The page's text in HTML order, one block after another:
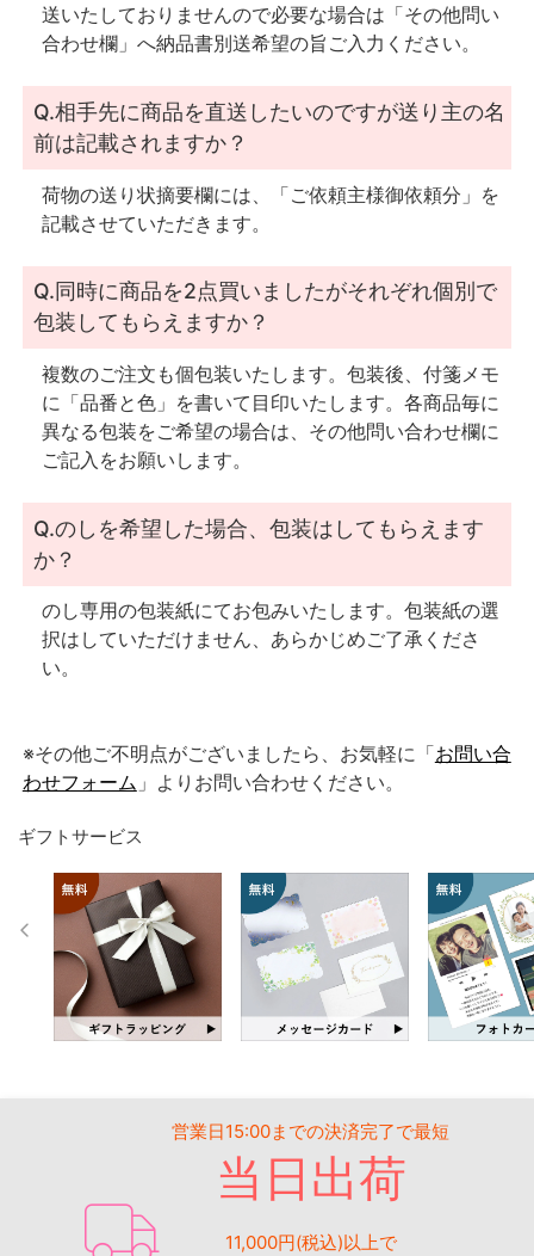
送いたしておりませんので必要な場合は「その他問い
合わせ欄」へ納品書別送希望の旨ご入力ください。
Q.相手先に商品を直送したいのですが送り主の名
前は記載されますか？
荷物の送り状摘要欄には、「ご依頼主様御依頼分」を
記載させていただきます。
Q.同時に商品を2点買いましたがそれぞれ個別で
包装してもらえますか？
複数のご注文も個包装いたします。包装後、付箋メモ
に「品番と色」を書いて目印いたします。各商品毎に
異なる包装をご希望の場合は、その他問い合わせ欄に
ご記入をお願いします。
Q.のしを希望した場合、包装はしてもらえます
か？
のし専用の包装紙にてお包みいたします。包装紙の選
択はしていただけません、あらかじめご了承くださ
い。
※その他ご不明点がございましたら、お気軽に「お問い合
わせフォーム 」よりお問い合わせください。
ギフトサービス
営業日15:00までの決済完了で最短
当日出荷
11,000円(税込)以上で